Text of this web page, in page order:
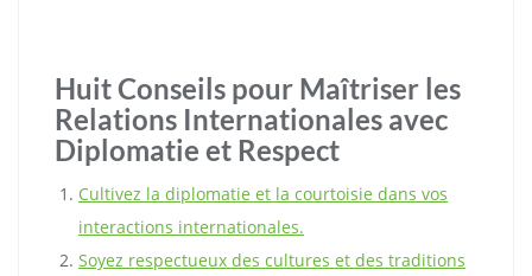
Huit Conseils pour Maîtriser les
Relations Internationales avec
Diplomatie et Respect
Cultivez la diplomatie et la courtoisie dans vos
interactions internationales.
Soyez respectueux des cultures et des traditions